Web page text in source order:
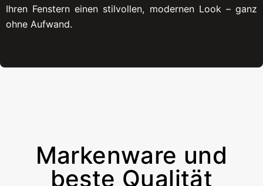
Ihren Fenstern einen stilvollen, modernen Look – ganz
ohne Aufwand.
Markenware und
beste Qualität